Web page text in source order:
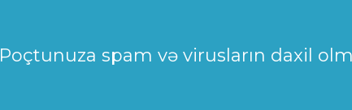
Poçtunuza spam və virusların daxil